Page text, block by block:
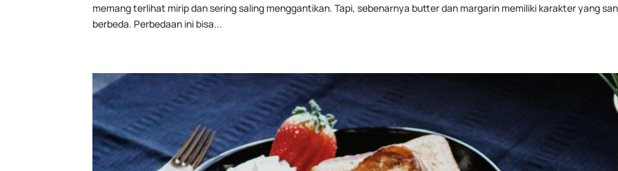
memang terlihat mirip dan sering saling menggantikan. Tapi, sebenarnya butter dan margarin memiliki karakter yang
berbeda. Perbedaan ini bisa...